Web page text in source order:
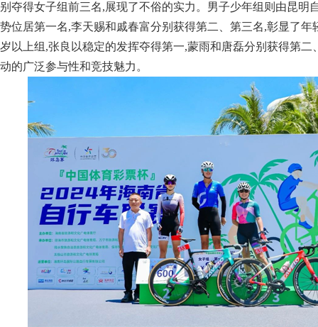
别夺得女子组前三名,展现了不俗的实力。男子少年组则由昆明
势位居第一名,李天赐和戚春富分别获得第二、第三名,彰显了年
岁以上组,张良以稳定的发挥夺得第一,蒙雨和唐磊分别获得第二
动的广泛参与性和竞技魅力。